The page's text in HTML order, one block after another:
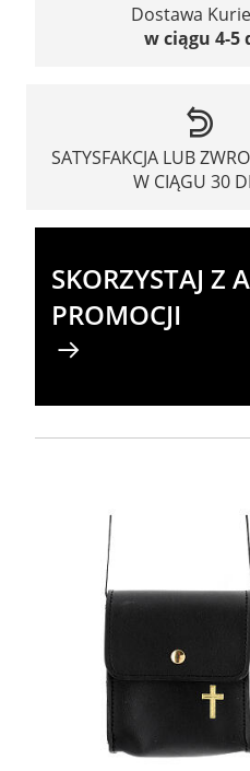
Dostawa
w ciągu 4-5
SATYSFAKCJA LUB
W CIĄGU 30
SKORZYSTAJ Z
PROMOCJI